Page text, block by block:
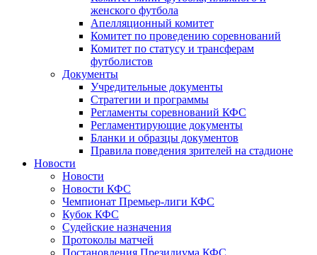
женского футбола
Апелляционный комитет
Комитет по проведению соревнований
Комитет по статусу и трансферам
футболистов
Документы
Учредительные документы
Стратегии и программы
Регламенты соревнований КФС
Регламентирующие документы
Бланки и образцы документов
Правила поведения зрителей на стадионе
Новости
Новости
Новости КФС
Чемпионат Премьер-лиги КФС
Кубок КФС
Судейские назначения
Протоколы матчей
Постановления Президиума КФС